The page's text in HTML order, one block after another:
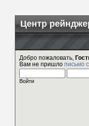
Центр
Добро пожаловать,
Вам не пришло письмо
Войти